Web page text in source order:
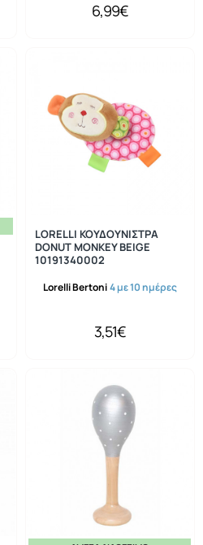
6,99€
Lorelli Bertoni4 με 10 ημέρες
LORELLI ΚΟΥΔΟΥΝΙΣΤΡΑ
DONUT MONKEY BEIGE
10191340002
3,51€